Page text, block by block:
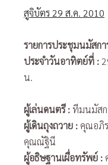
สูจิบัตร 29 ส.ค. 2010
รายการประชุมนมัสกา
ประจำวันอาทิตย์ที่ :
น.
ผู้เล่นดนตรี: ทีมนมัสก
ผู้เดินถุงถวาย : คุณอภิ
คุณณัฐินี
ผู้อธิษฐานเผื่อทรัพย์ :